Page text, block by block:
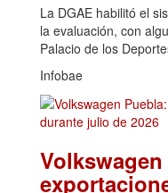
La DGAE habilitó el
la evaluación, con
Palacio de los
Infobae